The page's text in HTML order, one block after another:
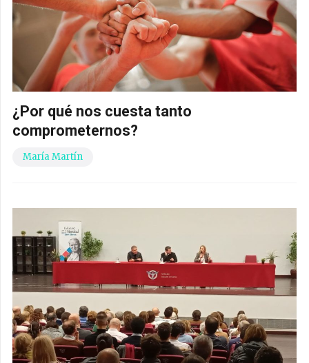
¿Por qué nos cuesta tanto
comprometernos?
María Martín